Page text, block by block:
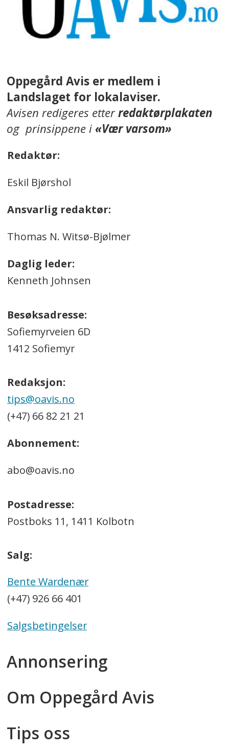
Oppegård Avis er medlem i
Landslaget for lokalaviser.
Avisen redigeres etterredaktørplakaten
og prinsippene i«Vær varsom»
Redaktør:
Eskil Bjørshol
Ansvarlig redaktør:
Thomas N. Witsø-Bjølmer
Daglig leder:
Kenneth Johnsen
Besøksadresse:
Sofiemyrveien 6D
1412 Sofiemyr
Redaksjon:
tips@oavis.no
(+47) 66 82 21 21
Abonnement:
abo@oavis.no
Postadresse:
Postboks 11, 1411 Kolbotn
Salg:
Bente Wardenær
(+47) 926 66 401
Salgsbetingelser
Annonsering
Om Oppegård Avis
Tips oss